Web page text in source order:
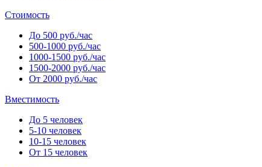
Стоимость
До 500 руб./час
500-1000 руб./час
1000-1500 руб./час
1500-2000 руб./час
От 2000 руб./час
Вместимость
До 5 человек
5-10 человек
10-15 человек
От 15 человек